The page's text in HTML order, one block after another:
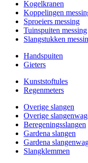
Kogelkranen
Koppelingen
Sproeiers messing
Tuinspuiten messing
Slangstukken
Handspuiten
Gieters
Kunststoftules
Regenmeters
Overige slangen
Overige
Beregeningsslangen
Gardena slangen
Gardena
Slangklemmen